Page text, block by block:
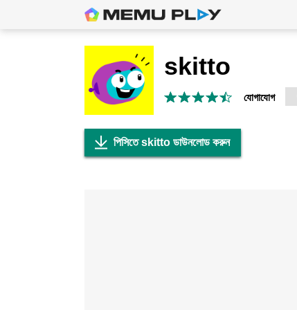
skitto
যোগাযোগ
পিসিতে skitto ডাউনলোড করুন